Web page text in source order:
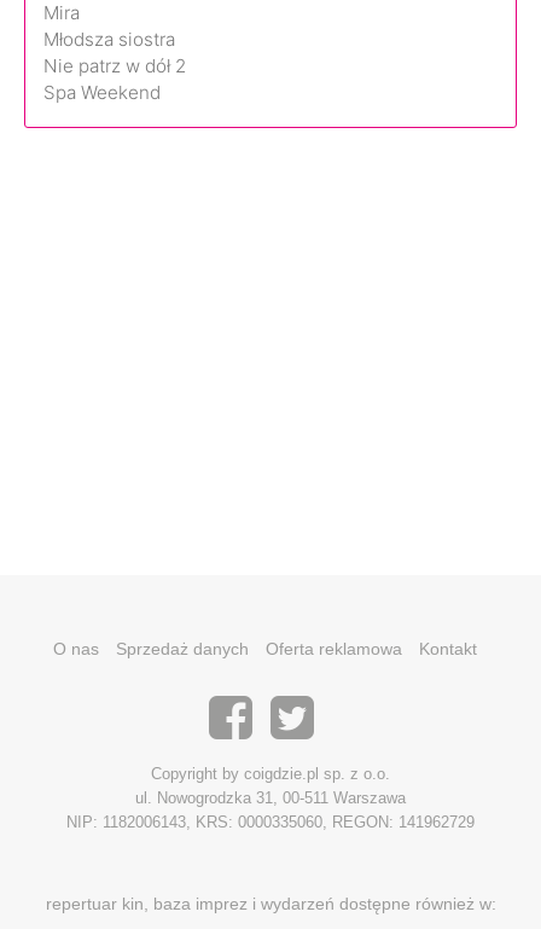
Mira
Młodsza siostra
Nie patrz w dół 2
Spa Weekend
O nas Sprzedaż danych Oferta reklamowa Kontakt
Copyright by coigdzie.pl sp. z o.o.
ul. Nowogrodzka 31, 00-511 Warszawa
NIP: 1182006143, KRS: 0000335060, REGON: 141962729
repertuar kin, baza imprez i wydarzeń dostępne również w: